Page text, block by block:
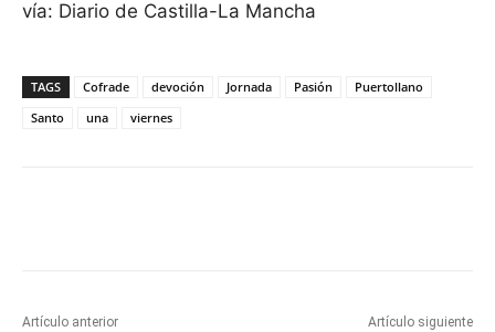
vía: Diario de Castilla-La Mancha
TAGS Cofrade devoción Jornada Pasión
Puertollano
Santo
una viernes
Artículo anterior Artículo siguiente